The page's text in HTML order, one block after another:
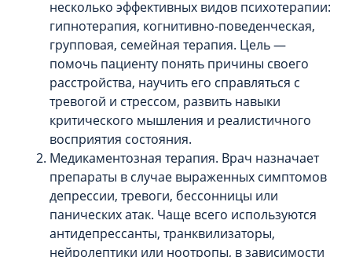
несколько эффективных видов психотерапии:
гипнотерапия, когнитивно-поведенческая,
групповая, семейная терапия. Цель —
помочь пациенту понять причины своего
расстройства, научить его справляться с
тревогой и стрессом, развить навыки
критического мышления и реалистичного
восприятия состояния.
Медикаментозная терапия. Врач назначает
препараты в случае выраженных симптомов
депрессии, тревоги, бессонницы или
панических атак. Чаще всего используются
антидепрессанты, транквилизаторы,
нейролептики или ноотропы, в зависимости